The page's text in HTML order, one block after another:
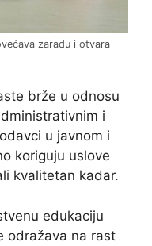
zaradu i otvara
brže u odnosu
i
u javnom i
koriguju uslove
kvalitetan kadar.
edukaciju
odražava na rast